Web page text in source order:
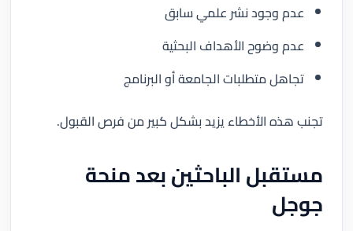
عدم وجود نشر علمي سابق
عدم وضوح الأهداف البحثية
تجاهل متطلبات الجامعة أو البرنامج
تجنب هذه الأخطاء يزيد بشكل كبير من فرص القبول.
مستقبل الباحثين بعد منحة
جوجل